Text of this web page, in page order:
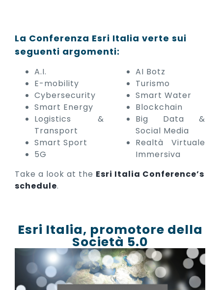
La Conferenza Esri Italia verte sui
seguenti argomenti:
A.I.
E-mobility
Cybersecurity
Smart Energy
Logistics &
Transport
Smart Sport
5G
AI Botz
Turismo
Smart Water
Blockchain
Big Data &
Social Media
Realtà Virtuale
Immersiva
Take a look at the Esri Italia Conference’s
schedule.
Esri Italia, promotore della
Società 5.0